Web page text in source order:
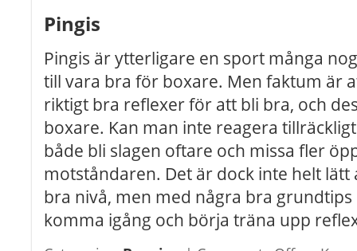
Pingis
Pingis är ytterligare en sport många
till vara bra för boxare. Men faktum är
riktigt bra reflexer för att bli bra, och
boxare. Kan man inte reagera
både bli slagen oftare och missa fler
motståndaren. Det är dock inte helt lätt
bra nivå, men med några bra
komma igång och börja träna upp